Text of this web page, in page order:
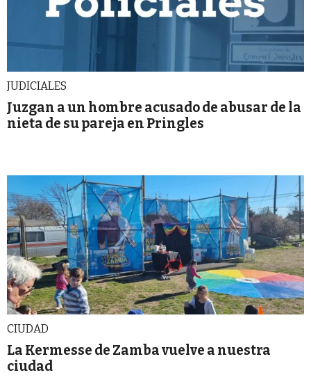
JUDICIALES
Juzgan a un hombre acusado de abusar de la
nieta de su pareja en Pringles
CIUDAD
La Kermesse de Zamba vuelve a nuestra
ciudad